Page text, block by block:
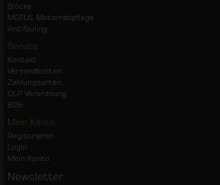
Blöcke
MOTUL Motorradpflege
Antifouling
Service
Kontakt
Versandkosten
Zahlungsarten
CLP Verordnung
B2B
Mein Konto
Registrieren
Login
Mein Konto
Newsletter